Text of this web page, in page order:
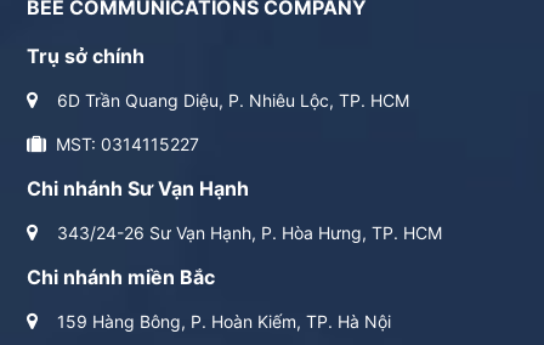
BEE COMMUNICATIONS COMPANY
Trụ sở chính
6D Trần Quang Diệu, P. Nhiêu Lộc, TP. HCM
MST: 0314115227
Chi nhánh Sư Vạn Hạnh
343/24-26 Sư Vạn Hạnh, P. Hòa Hưng, TP. HCM
Chi nhánh miền Bắc
159 Hàng Bông, P. Hoàn Kiếm, TP. Hà Nội